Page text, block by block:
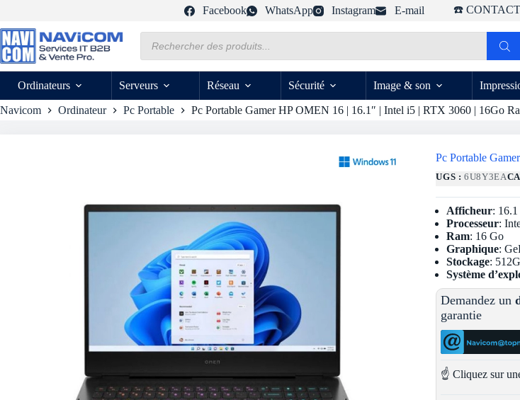
contenu
Facebook WhatsApp Instagram E-mail ☎️ CONTACT
produits
Ordinateurs
Serveurs Réseau Sécurité Image & son
Navicom Ordinateur Pc Portable Pc Portable Gamer HP OMEN 16 | 16.1″ | Intel i5 | RTX 3060 | 16Go
Pc Portable
UGS :6U8Y3EA
Afficheur:
Processeur:
Ram: 16 Go
Graphique:
Stockage:
Système
Demandez un
garantie
☝️ Cliquez sur